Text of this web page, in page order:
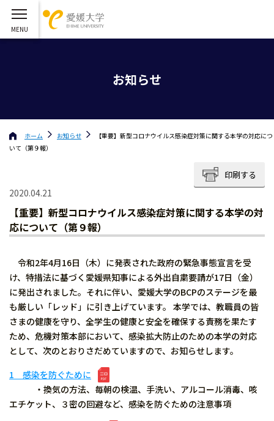
お知らせ
ホーム お知らせ
【重要】新型コロナウイルス感染症対策に関する本学の対応につ
いて（第９報）
印刷する
2020.04.21
【重要】新型コロナウイルス感染症対策に関する本学の対
応について（第９報）
令和2年4月16日（木）に発表された政府の緊急事態宣言を受
け、特措法に基づく愛媛県知事による外出自粛要請が17日（金）
に発出されました。それに伴い、愛媛大学のBCPのステージを最
も厳しい「レッド」に引き上げています。 本学では、教職員の皆
さまの健康を守り、全学生の健康と安全を確保する責務を果たす
ため、危機対策本部において、感染拡大防止のための本学の対応
として、次のとおりさだめていますので、お知らせします。
1 感染を防ぐために
・換気の方法、毎朝の検温、手洗い、アルコール消毒、咳
エチケット、３密の回避など、感染を防ぐための注意事項